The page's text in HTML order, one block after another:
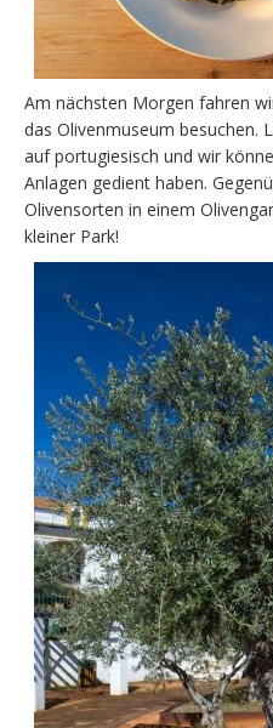
Am nächsten Morgen fahren
das Olivenmuseum besuchen.
auf portugiesisch und wir
Anlagen gedient haben.
Olivensorten in einem
kleiner Park!